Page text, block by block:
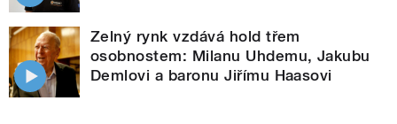
Zelný rynk vzdává hold třem
osobnostem: Milanu Uhdemu, Jakubu
Demlovi a baronu Jiřímu Haasovi